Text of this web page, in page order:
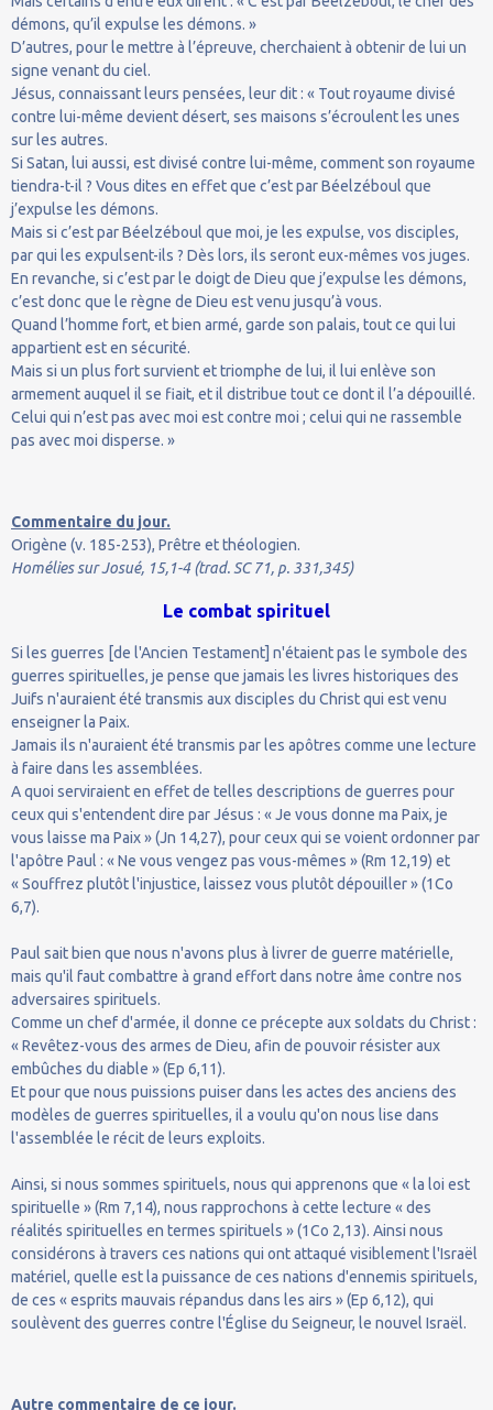
démons, qu’il expulse les démons. »
D’autres, pour le mettre à l’épreuve, cherchaient à obtenir de lui un
signe venant du ciel.
Jésus, connaissant leurs pensées, leur dit : « Tout royaume divisé
contre lui-même devient désert, ses maisons s’écroulent les unes
sur les autres.
Si Satan, lui aussi, est divisé contre lui-même, comment son royaume
tiendra-t-il ? Vous dites en effet que c’est par Béelzéboul que
j’expulse les démons.
Mais si c’est par Béelzéboul que moi, je les expulse, vos disciples,
par qui les expulsent-ils ? Dès lors, ils seront eux-mêmes vos juges.
En revanche, si c’est par le doigt de Dieu que j’expulse les démons,
c’est donc que le règne de Dieu est venu jusqu’à vous.
Quand l’homme fort, et bien armé, garde son palais, tout ce qui lui
appartient est en sécurité.
Mais si un plus fort survient et triomphe de lui, il lui enlève son
armement auquel il se fiait, et il distribue tout ce dont il l’a dépouillé.
Celui qui n’est pas avec moi est contre moi ; celui qui ne rassemble
pas avec moi disperse. »
Commentaire du jour.
Origène (v. 185-253), Prêtre et théologien.
Homélies sur Josué, 15,1-4 (trad. SC 71, p. 331,345)
Le combat spirituel
Si les guerres [de l'Ancien Testament] n'étaient pas le symbole des
guerres spirituelles, je pense que jamais les livres historiques des
Juifs n'auraient été transmis aux disciples du Christ qui est venu
enseigner la Paix.
Jamais ils n'auraient été transmis par les apôtres comme une lecture
à faire dans les assemblées.
A quoi serviraient en effet de telles descriptions de guerres pour
ceux qui s'entendent dire par Jésus : « Je vous donne ma Paix, je
vous laisse ma Paix » (Jn 14,27), pour ceux qui se voient ordonner par
l'apôtre Paul : « Ne vous vengez pas vous-mêmes » (Rm 12,19) et
« Souffrez plutôt l'injustice, laissez vous plutôt dépouiller » (1Co
6,7).
Paul sait bien que nous n'avons plus à livrer de guerre matérielle,
mais qu'il faut combattre à grand effort dans notre âme contre nos
adversaires spirituels.
Comme un chef d'armée, il donne ce précepte aux soldats du Christ :
« Revêtez-vous des armes de Dieu, afin de pouvoir résister aux
embûches du diable » (Ep 6,11).
Et pour que nous puissions puiser dans les actes des anciens des
modèles de guerres spirituelles, il a voulu qu'on nous lise dans
l'assemblée le récit de leurs exploits.
Ainsi, si nous sommes spirituels, nous qui apprenons que « la loi est
spirituelle » (Rm 7,14), nous rapprochons à cette lecture « des
réalités spirituelles en termes spirituels » (1Co 2,13). Ainsi nous
considérons à travers ces nations qui ont attaqué visiblement l'Israël
matériel, quelle est la puissance de ces nations d'ennemis spirituels,
de ces « esprits mauvais répandus dans les airs » (Ep 6,12), qui
soulèvent des guerres contre l'Église du Seigneur, le nouvel Israël.
Autre commentaire de ce jour.